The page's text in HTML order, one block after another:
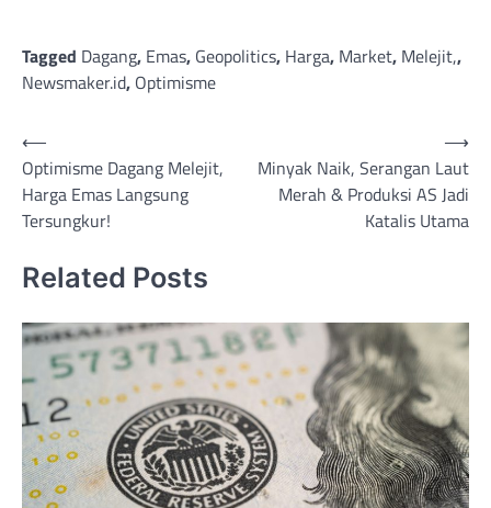
Tagged Dagang, Emas, Geopolitics, Harga, Market, Melejit,,
Newsmaker.id, Optimisme
Post
navigation
⟵
Optimisme Dagang Melejit,
Harga Emas Langsung
Tersungkur!
Minyak Naik, Serangan Laut
Merah & Produksi AS Jadi
Katalis Utama
⟶
Related Posts